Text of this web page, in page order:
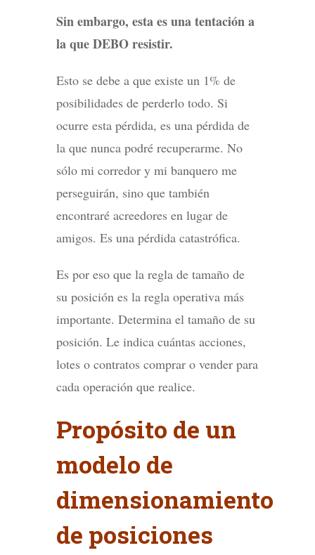
Sin embargo, esta es una tentación a
la que DEBO resistir.
Esto se debe a que existe un 1% de
posibilidades de perderlo todo. Si
ocurre esta pérdida, es una pérdida de
la que nunca podré recuperarme. No
sólo mi corredor y mi banquero me
perseguirán, sino que también
encontraré acreedores en lugar de
amigos. Es una pérdida catastrófica.
Es por eso que la regla de tamaño de
su posición es la regla operativa más
importante. Determina el tamaño de su
posición. Le indica cuántas acciones,
lotes o contratos comprar o vender para
cada operación que realice.
Propósito de un
modelo de
dimensionamiento
de posiciones